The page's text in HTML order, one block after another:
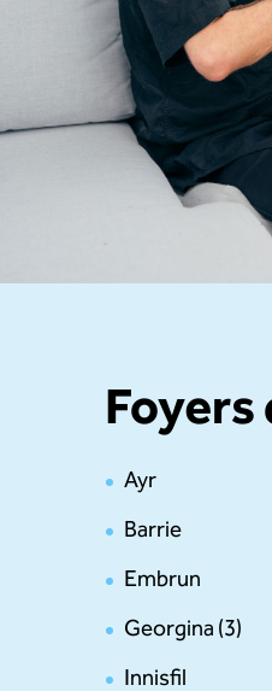
Content
Ayr
Barrie
Embrun
Georgina (3)
Innisfil